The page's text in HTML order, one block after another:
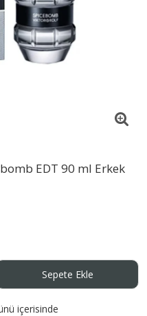
EDT 90 ml Erkek
Sepete Ekle
içerisinde